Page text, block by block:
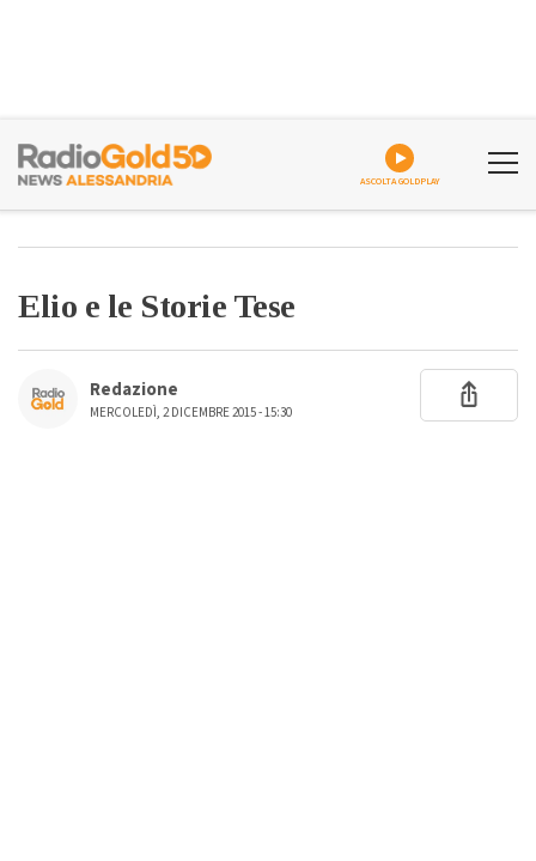
ASCOLTA GOLDPLAY
Elio e le Storie Tese
Redazione
MERCOLEDÌ, 2 DICEMBRE 2015 - 15:30